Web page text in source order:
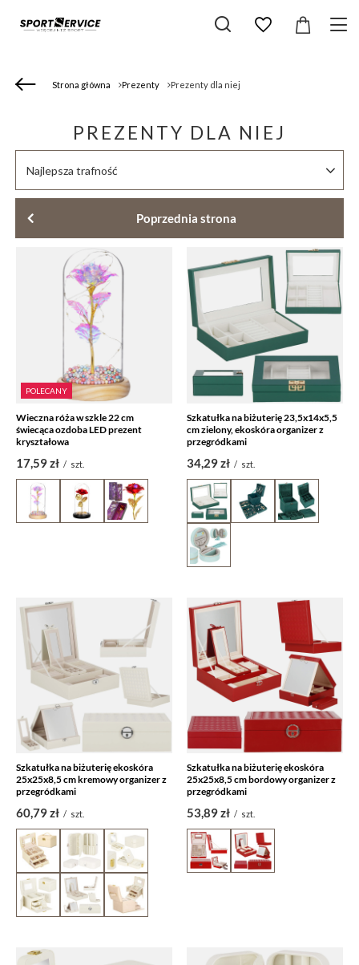
Strona główna Prezenty Prezenty dla niej
PREZENTY DLA NIEJ
Zmień sortowanie
Najlepsza trafność
Poprzednia strona
POLECANY
Wieczna róża w szkle 22 cm
świecąca ozdoba LED prezent
kryształowa
17,59 zł / szt.
Szkatułka na biżuterię 23,5x14x5,5
cm zielony, ekoskóra organizer z
przegródkami
34,29 zł / szt.
Szkatułka na biżuterię ekoskóra
25x25x8,5 cm kremowy organizer z
przegródkami
60,79 zł / szt.
Szkatułka na biżuterię ekoskóra
25x25x8,5 cm bordowy organizer z
przegródkami
53,89 zł / szt.